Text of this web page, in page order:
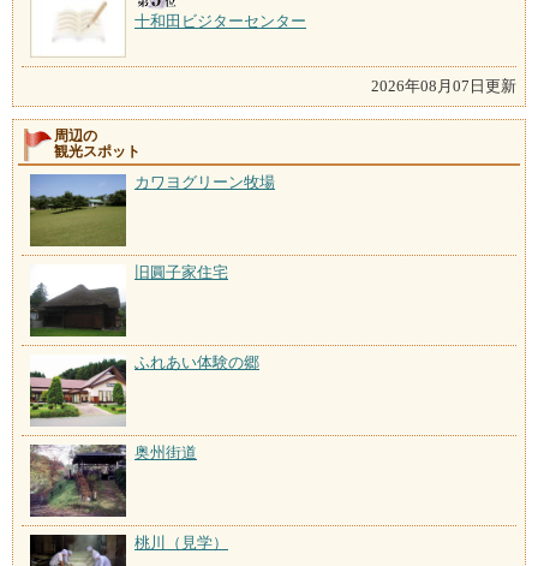
十和田ビジターセンター
2026年08月07日更新
周辺の
観光スポット
カワヨグリーン牧場
旧圓子家住宅
ふれあい体験の郷
奥州街道
桃川（見学）